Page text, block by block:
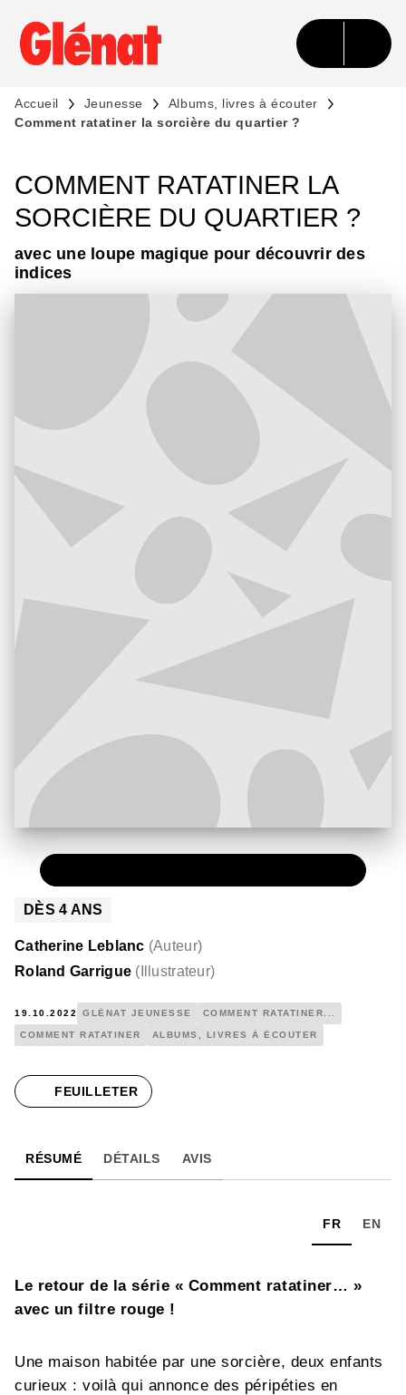
MENU RECHERCHE CONTENU
PIED DE PAGE
Accueil Jeunesse
Albums, livres à écouter
Comment ratatiner la sorcière du quartier ?
COMMENT RATATINER LA
SORCIÈRE DU QUARTIER ?
avec une loupe magique pour découvrir des
indices
DÈS4 ANS
Catherine Leblanc (Auteur)
Roland Garrigue ( Illustrateur)
19.10.2022 GLÉNAT JEUNESSE COMMENT RATATINER...
COMMENT RATATINER ALBUMS, LIVRES À ÉCOUTER
FEUILLETER
RÉSUMÉ DÉTAILS AVIS
FR EN
Le retour de la série « Comment ratatiner… »
avec un filtre rouge !
Une maison habitée par une sorcière, deux enfants
curieux : voilà qui annonce des péripéties en